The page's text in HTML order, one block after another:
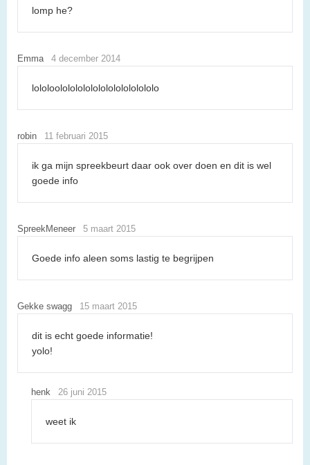
lomp he?
Emma 4 december 2014
lololoolololololololololololololo
robin 11 februari 2015
ik ga mijn spreekbeurt daar ook over doen en dit is wel
goede info
SpreekMeneer 5 maart 2015
Goede info aleen soms lastig te begrijpen
Gekke swagg 15 maart 2015
dit is echt goede informatie!
yolo!
henk 26 juni 2015
weet ik